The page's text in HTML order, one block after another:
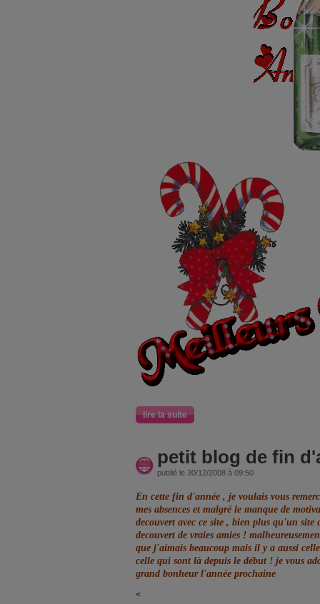
lire la suite
petit blog de fin
publié le 30/12/2008 à 09:50
En cette fin d'année , je voulais vous
mes absences et malgré le manque de
decouvert avec ce site , bien plus qu'un
decouvert de vraies amies !
que j'aimais beaucoup mais il y a aussi
celle qui sont là depuis le début ! je vous
grand bonheur l'année prochaine
<